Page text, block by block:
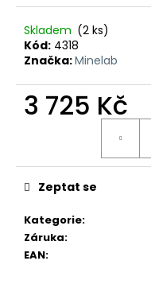
Skladem (2 ks)
Kód: 4318
Značka:Minelab
3 725 Kč
Kategorie:
Záruka:
EAN:
Zeptat se
p
o
u
č
e
DETEKTOR
KOVŮ